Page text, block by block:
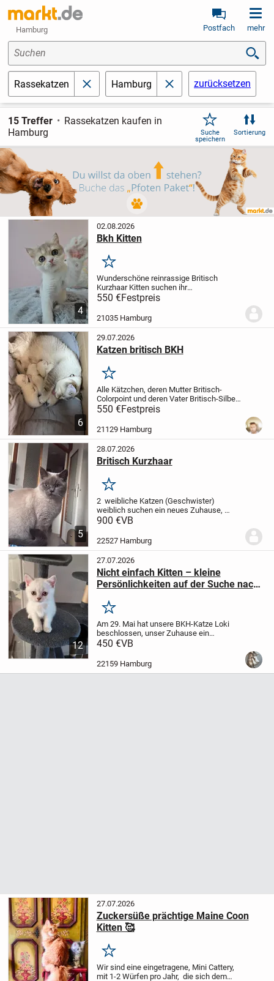
Hamburg Postfach mehr
Suchen
Rassekatzen schließenHamburg schließenzurücksetzen
15 Treffer
Rassekatzen kaufen in
Hamburg
Suche
speichern
Sortierung
4
02.08.2026
Bkh Kitten
Merken
Wunderschöne reinrassige Britisch
Kurzhaar Kitten suchen ihr
Traumzuhause.Unsere liebevoll
aufgezogenen, reinrassigen Britisch
Kurzhaar Kitten sind bereit, in ein neues
Zuhause zu ziehen.
550 €Festpreis
21035 Hamburg
6
29.07.2026
Katzen britisch BKH
Merken
Alle Kätzchen, deren Mutter Britisch-
Colorpoint und deren Vater Britisch-Silber
ist, können ab sofort reserviert werden.
Sie können am 2. September 2026
abgeholt werden. Die Elterntiere sind...
550 €Festpreis
21129 Hamburg
5
28.07.2026
Britisch Kurzhaar
Merken
2 weibliche Katzen (Geschwister)
weiblich suchen ein neues Zuhause,
..Nur zusammen abzugeben.! Sie sind
900 €VB
22527 Hamburg
12
27.07.2026
Nicht einfach Kitten – kleine
Persönlichkeiten auf der Suche nach
Merken
Am 29. Mai hat unsere BKH-Katze Loki
beschlossen, unser Zuhause ein
bisschen turbulenter zu machen – und
gebracht. Jetzt sind sie bereit für ihr
nächstes Abenteuer:
450 €VB
22159 Hamburg
27.07.2026
Zuckersüße prächtige Maine Coon
Kitten 🥰
Merken
Wir sind eine eingetragene, Mini Cattery,
mit 1-2 Würfen pro Jahr, die sich dem